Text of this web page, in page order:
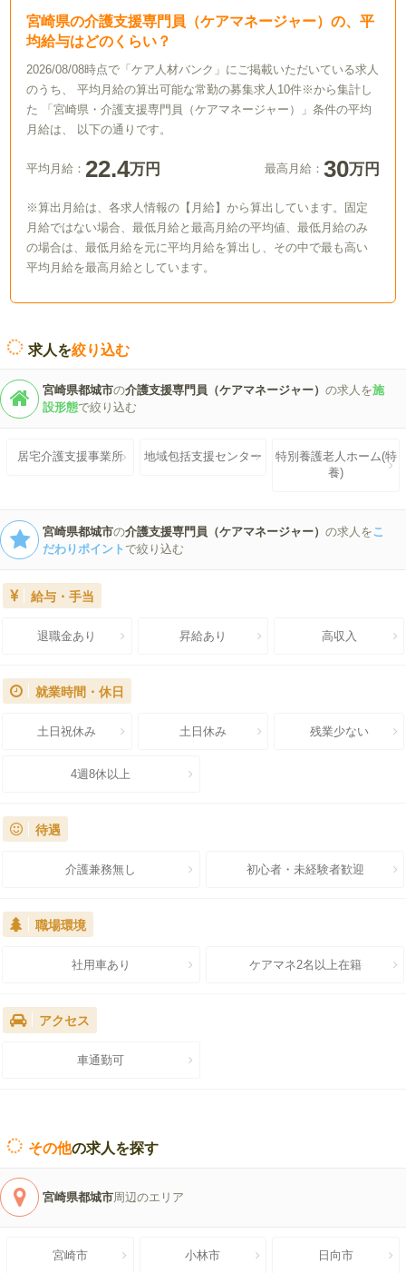
宮崎県の介護支援専門員（ケアマネージャー）の、平
均給与はどのくらい？
2026/08/08時点で「ケア人材バンク」にご掲載いただいている求人
のうち、 平均月給の算出可能な常勤の募集求人10件※から集計し
た 「宮崎県・介護支援専門員（ケアマネージャー）」条件の平均
月給は、 以下の通りです。
平均月給： 22.4万円 最高月給： 30万円
※算出月給は、各求人情報の【月給】から算出しています。固定
月給ではない場合、最低月給と最高月給の平均値、最低月給のみ
の場合は、最低月給を元に平均月給を算出し、その中で最も高い
平均月給を最高月給としています。
求人を絞り込む
宮崎県都城市の介護支援専門員（ケアマネージャー）の求人を施
設形態で絞り込む
居宅介護支援事業所 地域包括支援センター
特別養護老人ホーム(特
養)
宮崎県都城市の介護支援専門員（ケアマネージャー）の求人をこ
だわりポイント で絞り込む
給与・手当
退職金あり 昇給あり 高収入
就業時間・休日
土日祝休み 土日休み 残業少ない
4週8休以上
待遇
介護兼務無し 初心者・未経験者歓迎
職場環境
社用車あり ケアマネ2名以上在籍
アクセス
車通勤可
その他の求人を探す
宮崎県都城市周辺のエリア
宮崎市 小林市 日向市